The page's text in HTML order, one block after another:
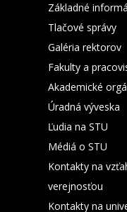
Základné
Tlačové správy
Galéria rektorov
Fakulty a
Akademické
Úradná výveska
Ľudia na STU
Médiá o STU
Kontakty na
verejnosťou
Kontakty na